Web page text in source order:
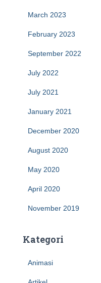
March 2023
February 2023
September 2022
July 2022
July 2021
January 2021
December 2020
August 2020
May 2020
April 2020
November 2019
Kategori
Animasi